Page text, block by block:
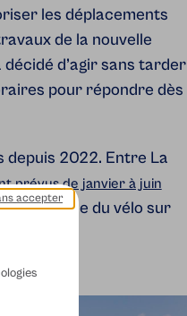
les déplacements
de la nouvelle
d’agir sans tarder
pour répondre dès
depuis 2022. Entre La
prévus de janvier à juin
la pratique du vélo sur
accepter